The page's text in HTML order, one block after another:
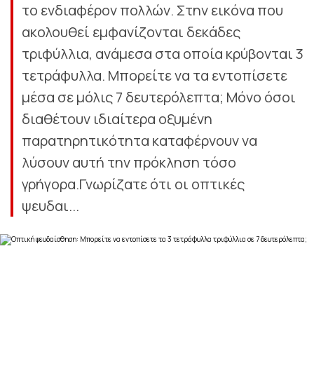
το ενδιαφέρον πολλών. Στην εικόνα που
ακολουθεί εμφανίζονται δεκάδες
τριφύλλια, ανάμεσα στα οποία κρύβονται 3
τετράφυλλα. Μπορείτε να τα εντοπίσετε
μέσα σε μόλις 7 δευτερόλεπτα; Μόνο όσοι
διαθέτουν ιδιαίτερα οξυμένη
παρατηρητικότητα καταφέρνουν να
λύσουν αυτή την πρόκληση τόσο
γρήγορα.Γνωρίζατε ότι οι οπτικές
ψευδαι...